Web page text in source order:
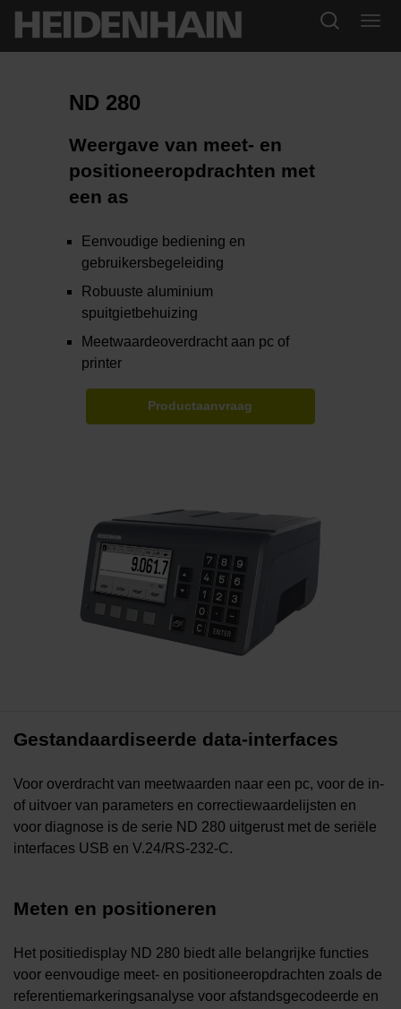
ND 280
Weergave van meet- en
positioneeropdrachten met
een as
Eenvoudige bediening en
gebruikersbegeleiding
Robuuste aluminium
spuitgietbehuizing
Meetwaardeoverdracht aan pc of
printer
Productaanvraag
Gestandaardiseerde data-interfaces
Voor overdracht van meetwaarden naar een pc, voor de in-
of uitvoer van parameters en correctiewaardelijsten en
voor diagnose is de serie ND 280 uitgerust met de seriële
interfaces USB en V.24/RS-232-C.
Meten en positioneren
Het positiedisplay ND 280 biedt alle belangrijke functies
voor eenvoudige meet- en positioneeropdrachten zoals de
referentiemarkeringsanalyse voor afstandsgecodeerde en